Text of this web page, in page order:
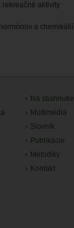
rekreačné aktivity
a chemikálií
Na stiahnutie
Multimédiá
Slovník
Publikácie
Metodiky
Kontakt